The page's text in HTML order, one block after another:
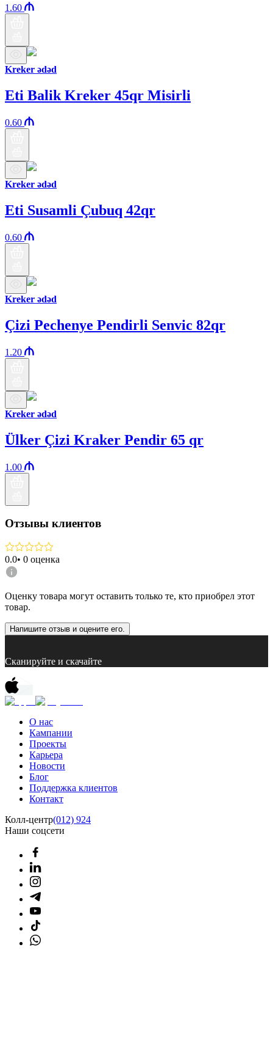
1.60
Kreker ədəd
Eti Balik Kreker 45qr Misirli
0.60
Kreker ədəd
Eti Susamli Çubuq 42qr
0.60
Kreker ədəd
Çizi Pechenye Pendirli Senvic 82qr
1.20
Kreker ədəd
Ülker Çizi Kraker Pendir 65 qr
1.00
Отзывы клиентов
0.0• 0 оценка
Оценку товара могут оставить только те, кто приобрел этот
товар.
Напишите отзыв и оцените его.
Сканируйте и скачайте
О нас
Кампании
Проекты
Карьера
Новости
Блог
Поддержка клиентов
Контакт
Колл-центр(012) 924
Наши соцсети